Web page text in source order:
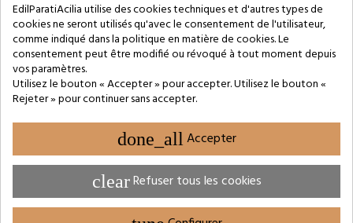
Copyright © 2024 by 3Enne s.r.l.s. P.IVA/C.F.: 13466181008
Numéro d'enregistrement REA : RM-1449325 - Registre du
Commerce de Rome
Website Developed by M.Borzacchini - TestSide
EdilParatiAcilia utilise des cookies techniques et d'autres types de
cookies ne seront utilisés qu'avec le consentement de l'utilisateur,
comme indiqué dans la politique en matière de cookies. Le
consentement peut être modifié ou révoqué à tout moment depuis
vos paramètres.
Utilisez le bouton « Accepter » pour accepter. Utilisez le bouton «
Rejeter » pour continuer sans accepter.
done_all Accepter
clearRefuser tous les cookies